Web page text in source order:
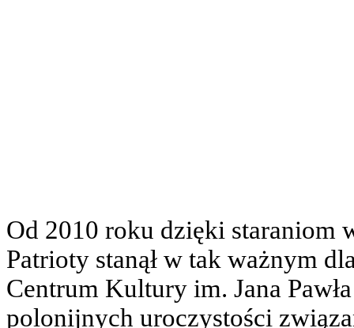
Od 2010 roku dzięki staraniom
Patrioty stanął w tak ważnym
Centrum Kultury im. Jana
polonijnych uroczystości